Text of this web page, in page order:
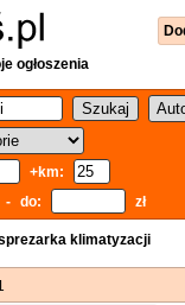
ogłoszenia
+km:
- do: zł
klimatyzacji